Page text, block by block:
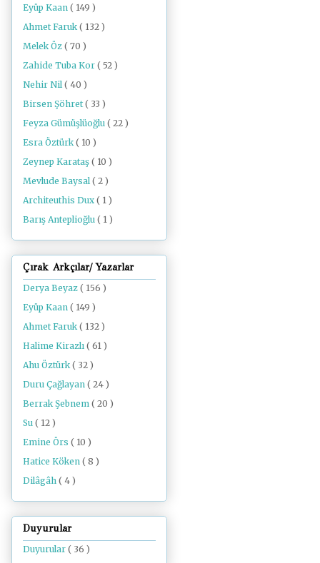
Eyüp Kaan ( 149 )
Ahmet Faruk ( 132 )
Melek Öz ( 70 )
Zahide Tuba Kor ( 52 )
Nehir Nil ( 40 )
Birsen Şöhret ( 33 )
Feyza Gümüşlüoğlu ( 22 )
Esra Öztürk ( 10 )
Zeynep Karataş ( 10 )
Mevlude Baysal ( 2 )
Architeuthis Dux ( 1 )
Barış Anteplioğlu ( 1 )
Çırak Arkçılar/ Yazarlar
Derya Beyaz ( 156 )
Eyüp Kaan ( 149 )
Ahmet Faruk ( 132 )
Halime Kirazlı ( 61 )
Ahu Öztürk ( 32 )
Duru Çağlayan ( 24 )
Berrak Şebnem ( 20 )
Su ( 12 )
Emine Örs ( 10 )
Hatice Köken ( 8 )
Dilâgâh ( 4 )
Duyurular
Duyurular ( 36 )